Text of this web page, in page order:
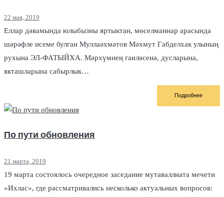
22 мая, 2019
Еллар дәвамында юлыбызны яртыктан, мөселманнар арасында
шәрәфле исеме булган Муллаәхмәтов Мәхмут Габделхак улының
рухына ЭЛ-ФАТЫЙХА. Мәрхүмнең гаиләсенә, дусларына,
якташларына сабырлык…
Подробнее
По пути обновления
21 марта, 2019
19 марта состоялось очередное заседание мутаваллиата мечети
«Ихлас», где рассматривались несколько актуальных вопросов: